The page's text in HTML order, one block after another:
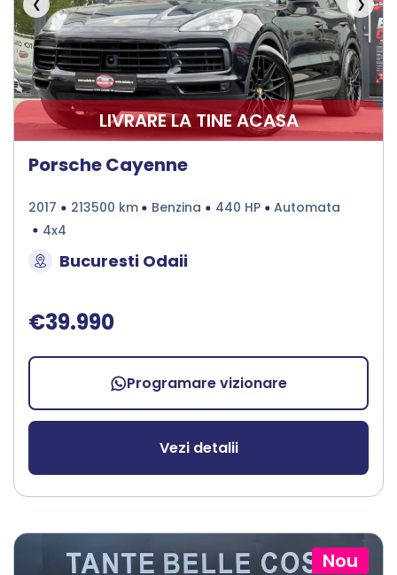
❮ ❯
LIVRARE LA TINE ACASA
Porsche Cayenne
2017 213500 km Benzina 440 HP
Automata
4x4
Bucuresti Odaii
€39.990
Programare vizionare
Vezi detalii
Nou